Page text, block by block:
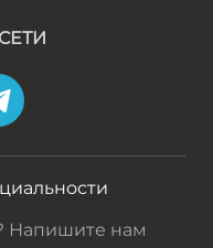
Напишите нам